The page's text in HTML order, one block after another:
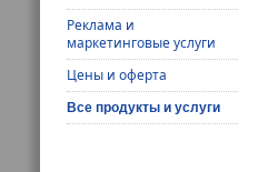
Реклама и
маркетинговые услуги
Цены и оферта
Все продукты и услуги